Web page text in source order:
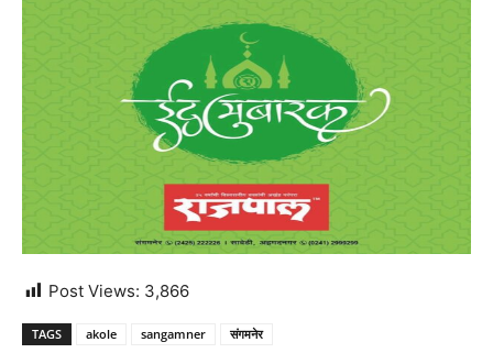
Post Views: 3,866
TAGS akole sangamner संगमनेर